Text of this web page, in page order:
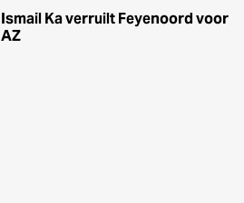
Ismail Ka verruilt Feyenoord voor
AZ